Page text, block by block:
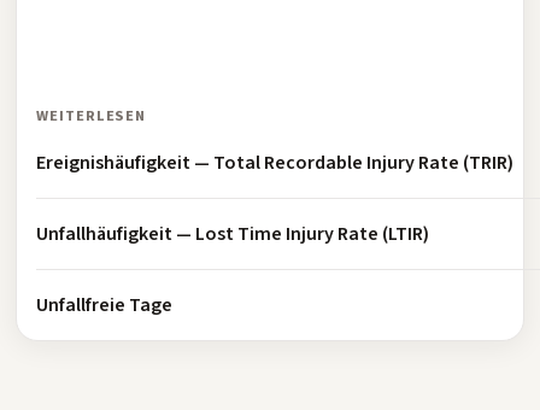
WEITERLESEN
Ereignishäufigkeit — Total Recordable Injury Rate (TRIR)
Unfallhäufigkeit — Lost Time Injury Rate (LTIR)
Unfallfreie Tage